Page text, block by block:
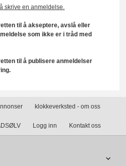
skrive en anmeldelse.
til å akseptere, avslå eller
som ikke er i tråd med
til å publisere anmeldelser
klokkeverksted - om oss
Logg inn Kontakt oss